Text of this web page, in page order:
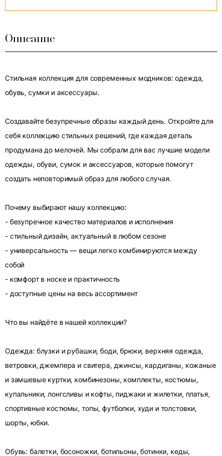
Описание
Стильная коллекция для современных модников: одежда,
обувь, сумки и аксессуары.
Создавайте безупречные образы каждый день. Откройте для
себя коллекцию стильных решений, где каждая деталь
продумана до мелочей. Мы собрали для вас лучшие модели
одежды, обуви, сумок и аксессуаров, которые помогут
создать неповторимый образ для любого случая.
Почему выбирают нашу коллекцию:
- безупречное качество материалов и исполнения
- стильный дизайн, актуальный в любом сезоне
- универсальность — вещи легко комбинируются между
собой
- комфорт в носке и практичность
- доступные цены на весь ассортимент
Что вы найдёте в нашей коллекции?
Одежда: блузки и рубашки, боди, брюки, верхняя одежда,
ветровки, джемпера и свитера, джинсы, кардиганы, кожаные
и замшевые куртки, комбинезоны, комплекты, костюмы,
купальники, лонгсливы и кофты, пиджаки и жилетки, платья,
спортивные костюмы, топы, футболки, худи и толстовки,
шорты, юбки.
Обувь: балетки, босоножки, ботильоны, ботинки, кеды,